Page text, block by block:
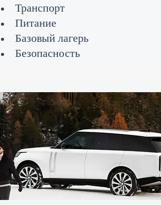
Транспорт
Питание
Базовый лагерь
Безопасность